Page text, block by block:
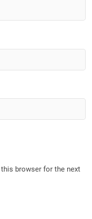
browser for the next